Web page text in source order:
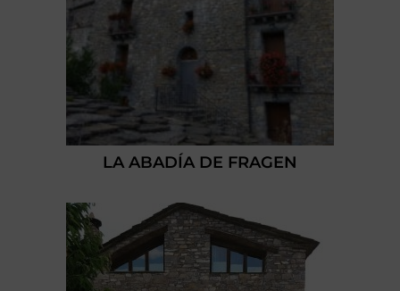
LA ABADÍA DE FRAGEN